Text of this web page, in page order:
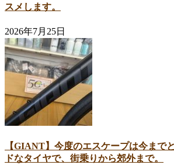
スメします。
2026年7月25日
【GIANT】今度のエスケープは今ま
ドなタイヤで、街乗りから郊外まで。